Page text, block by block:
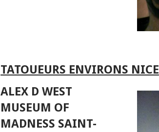
TATOUEURS ENVIRONS NICE
ALEX D WEST
MUSEUM OF
MADNESS SAINT-